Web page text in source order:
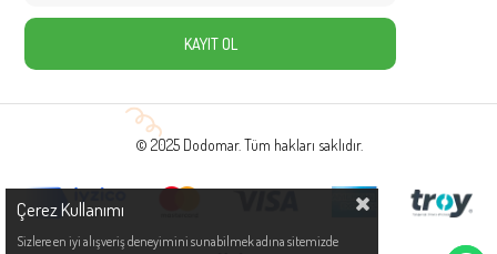
KAYIT OL
© 2025 Dodomar. Tüm hakları saklıdır.
Çerez Kullanımı
Sizlere en iyi alışveriş deneyimini sunabilmek adına sitemizde